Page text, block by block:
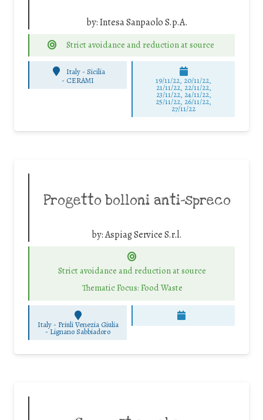
by:Intesa Sanpaolo S.p.A.
Strict avoidance and reduction at source
Italy - Sicilia
- CERAMI 19/11/22, 20/11/22,
21/11/22, 22/11/22,
23/11/22, 24/11/22,
25/11/22, 26/11/22,
27/11/22
Progetto bolloni anti-spreco
by:Aspiag Service S.r.l.
Strict avoidance and reduction at source
Thematic Focus: Food Waste
Italy - Friuli Venezia Giulia
-Lignano Sabbiadoro